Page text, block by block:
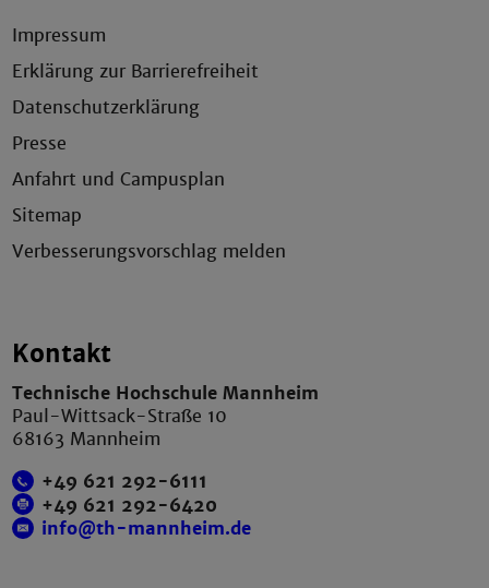
Impressum
Erklärung zur Barrierefreiheit
Datenschutzerklärung
Presse
Anfahrt und Campusplan
Sitemap
Verbesserungsvorschlag melden
Kontakt
Technische Hochschule Mannheim
Paul-Wittsack-Straße 10
68163 Mannheim
+49 621 292-6111
+49 621 292-6420
info@th-mannheim.de